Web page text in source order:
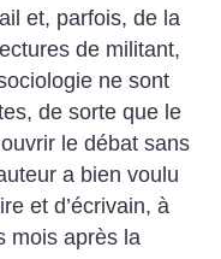
et, parfois, de la
de militant,
ne sont
de sorte que le
le débat sans
a bien voulu
et d’écrivain, à
mois après la